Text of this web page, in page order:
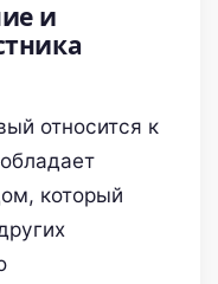
и
относится к
который